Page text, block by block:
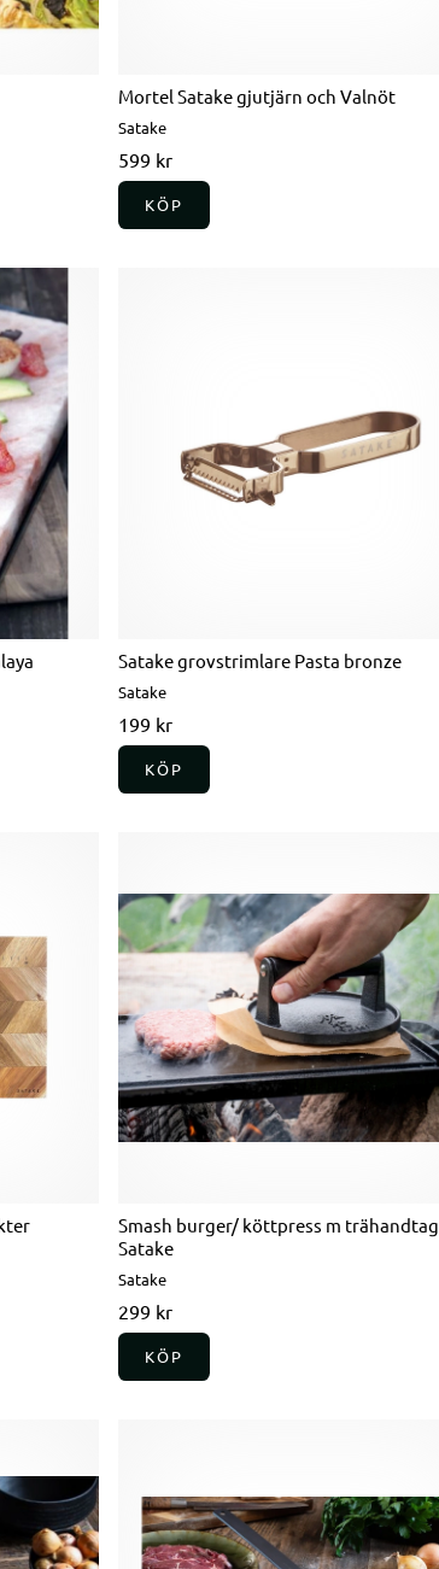
Mortel Satake gjutjärn och Valnöt
Satake
599 kr
KÖP
Satake grovstrimlare Pasta bronze
Satake
199 kr
KÖP
Smash burger/ köttpress m trähandtag
Satake
Satake
299 kr
KÖP